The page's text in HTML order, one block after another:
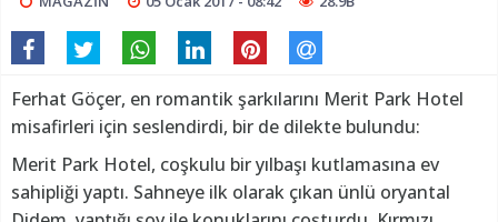
Ferhat Göçer, en romantik şarkılarını Merit Park Hotel
misafirleri için seslendirdi, bir de dilekte bulundu:
Merit Park Hotel, coşkulu bir yılbaşı kutlamasına ev
sahipliği yaptı. Sahneye ilk olarak çıkan ünlü oryantal